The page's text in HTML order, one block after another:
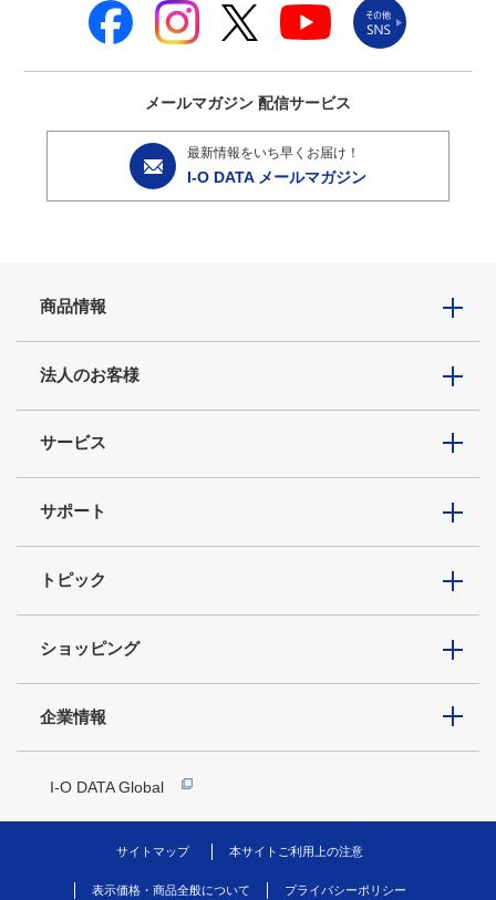
メールマガジン 配信サービス
最新情報をいち早くお届け！
I-O DATA メールマガジン
商品情報
法人のお客様
サービス
サポート
トピック
ショッピング
企業情報
I-O DATA Global
サイトマップ 本サイトご利用上の注意
表示価格・商品全般について プライバシーポリシー